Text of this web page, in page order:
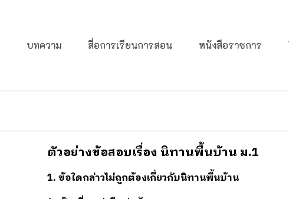
บทความ สื่อการเรียนการสอน หนังสือราชการ
ตัวอย่างข้อสอบเรื่อง นิทานพื้นบ้าน ม.1
1. ข้อใดกล่าวไม่ถูกต้องเกี่ยวกับนิทานพื้นบ้าน